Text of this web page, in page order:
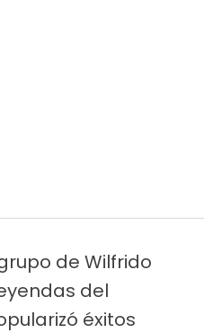
de Wilfrido
del
éxitos